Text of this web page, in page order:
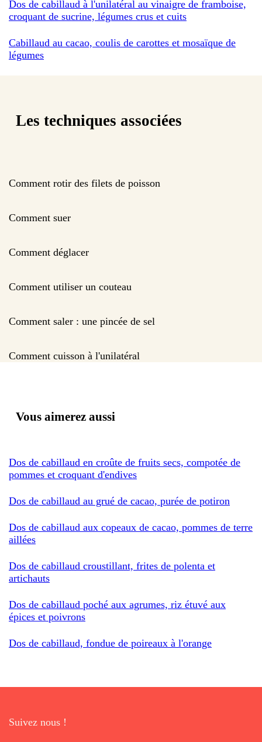
Dos de cabillaud à l'unilatéral au vinaigre de framboise,
croquant de sucrine, légumes crus et cuits
Cabillaud au cacao, coulis de carottes et mosaïque de
légumes
Les techniques associées
Comment rotir des filets de poisson
Comment suer
Comment déglacer
Comment utiliser un couteau
Comment saler : une pincée de sel
Comment cuisson à l'unilatéral
Vous aimerez aussi
Dos de cabillaud en croûte de fruits secs, compotée de
pommes et croquant d'endives
Dos de cabillaud au grué de cacao, purée de potiron
Dos de cabillaud aux copeaux de cacao, pommes de terre
aillées
Dos de cabillaud croustillant, frites de polenta et
artichauts
Dos de cabillaud poché aux agrumes, riz étuvé aux
épices et poivrons
Dos de cabillaud, fondue de poireaux à l'orange
Suivez nous !